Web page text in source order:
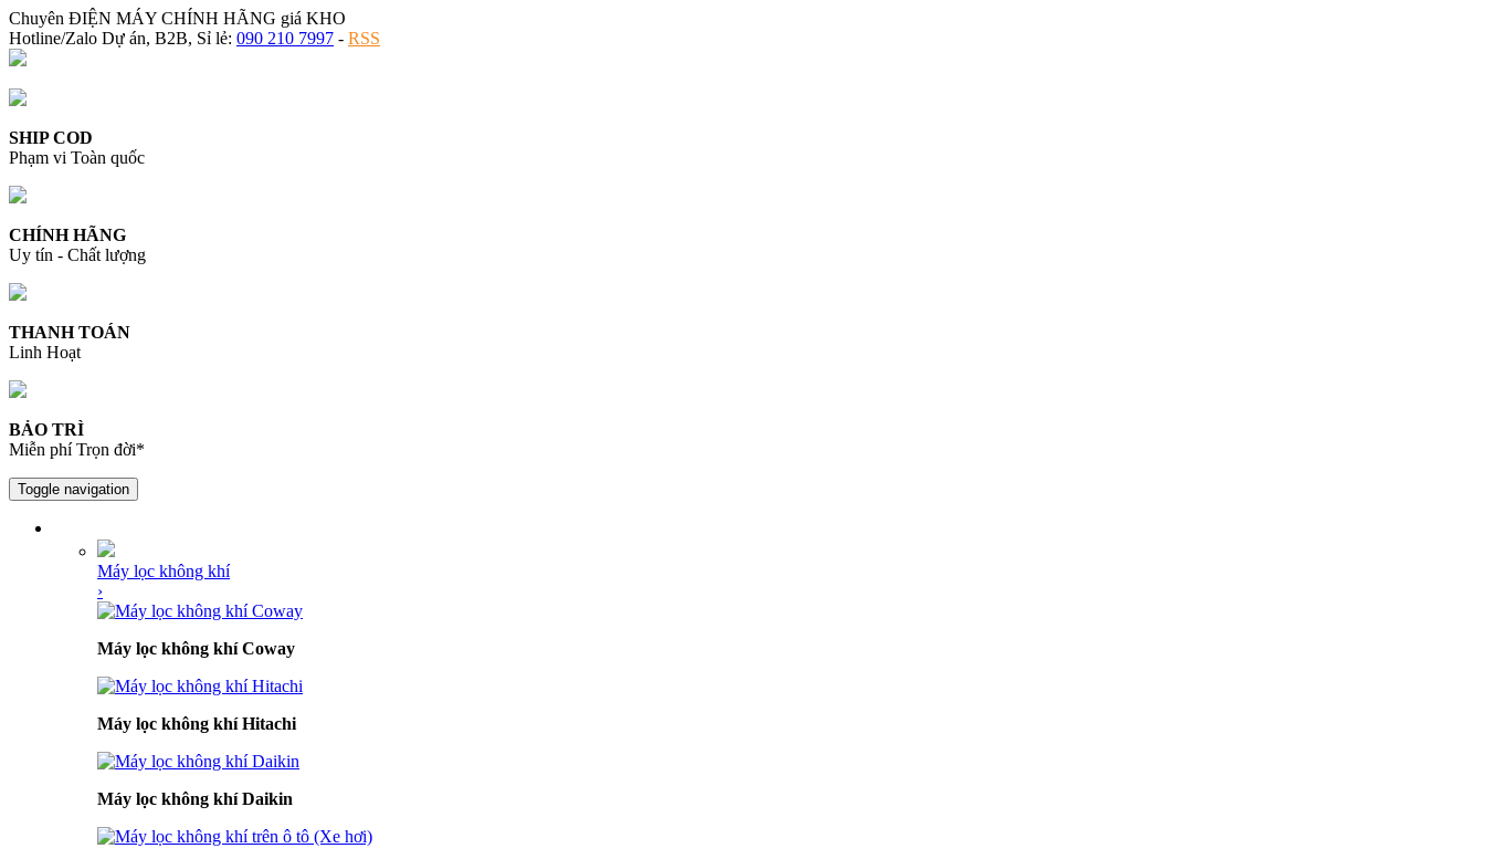
Chuyên ĐIỆN MÁY CHÍNH HÃNG giá KHO
Hotline/Zalo Dự án, B2B, Sỉ lẻ: 090 210 7997 - RSS
SHIP COD
Phạm vi Toàn quốc
CHÍNH HÃNG
Uy tín - Chất lượng
THANH TOÁN
Linh Hoạt
BẢO TRÌ
Miễn phí Trọn đời*
Toggle navigation
Máy lọc không khí
›
Máy lọc không khí Coway
Máy lọc không khí Hitachi
Máy lọc không khí Daikin